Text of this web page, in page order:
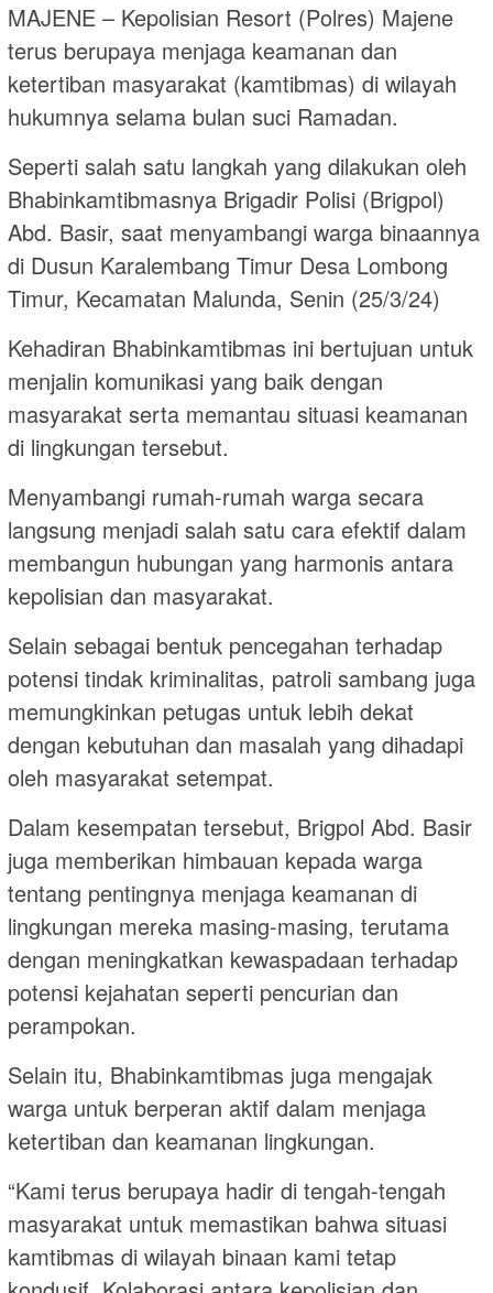
MAJENE – Kepolisian Resort (Polres) Majene
terus berupaya menjaga keamanan dan
ketertiban masyarakat (kamtibmas) di wilayah
hukumnya selama bulan suci Ramadan.
Seperti salah satu langkah yang dilakukan oleh
Bhabinkamtibmasnya Brigadir Polisi (Brigpol)
Abd. Basir, saat menyambangi warga binaannya
di Dusun Karalembang Timur Desa Lombong
Timur, Kecamatan Malunda, Senin (25/3/24)
Kehadiran Bhabinkamtibmas ini bertujuan untuk
menjalin komunikasi yang baik dengan
masyarakat serta memantau situasi keamanan
di lingkungan tersebut.
Menyambangi rumah-rumah warga secara
langsung menjadi salah satu cara efektif dalam
membangun hubungan yang harmonis antara
kepolisian dan masyarakat.
Selain sebagai bentuk pencegahan terhadap
potensi tindak kriminalitas, patroli sambang juga
memungkinkan petugas untuk lebih dekat
dengan kebutuhan dan masalah yang dihadapi
oleh masyarakat setempat.
Dalam kesempatan tersebut, Brigpol Abd. Basir
juga memberikan himbauan kepada warga
tentang pentingnya menjaga keamanan di
lingkungan mereka masing-masing, terutama
dengan meningkatkan kewaspadaan terhadap
potensi kejahatan seperti pencurian dan
perampokan.
Selain itu, Bhabinkamtibmas juga mengajak
warga untuk berperan aktif dalam menjaga
ketertiban dan keamanan lingkungan.
“Kami terus berupaya hadir di tengah-tengah
masyarakat untuk memastikan bahwa situasi
kamtibmas di wilayah binaan kami tetap